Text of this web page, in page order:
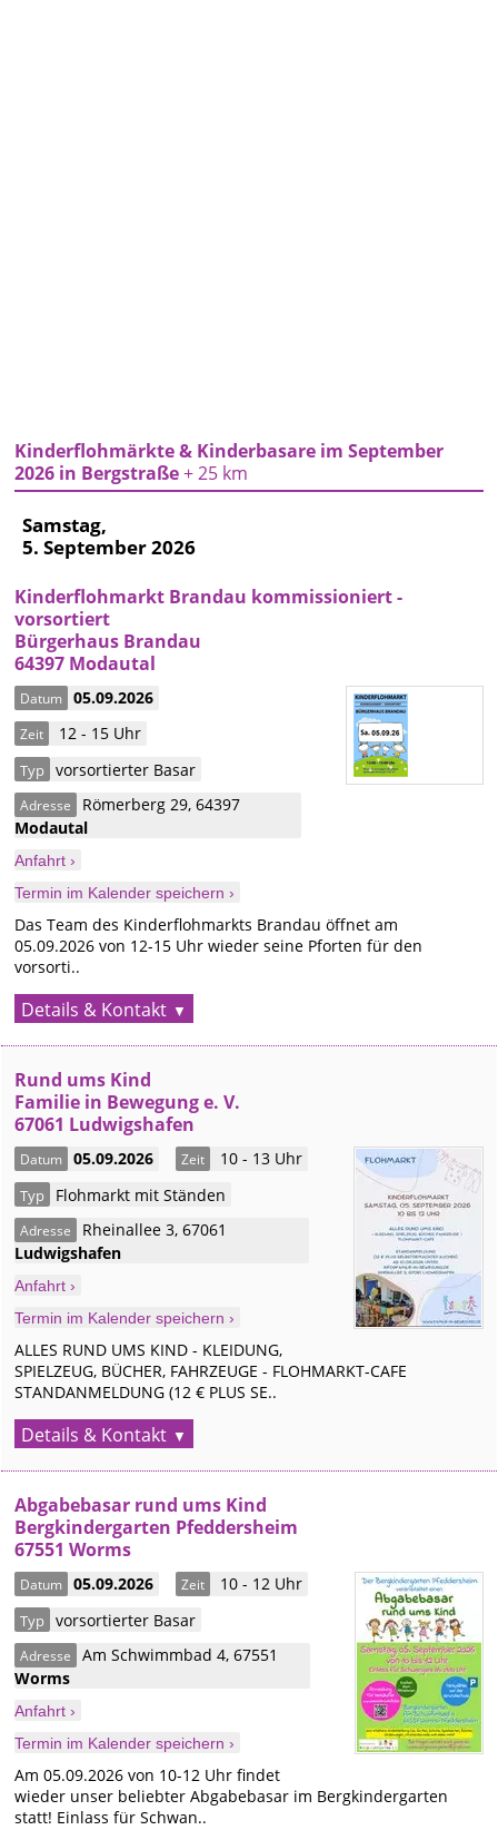
Kinderflohmärkte & Kinderbasare im September
2026 in Bergstraße+ 25 km
Samstag,
5. September 2026
Kinderflohmarkt Brandau kommissioniert -
vorsortiert
Bürgerhaus Brandau
64397 Modautal
Datum 05.09.2026
Zeit 12 - 15 Uhr
Typ vorsortierter Basar
Adresse Römerberg 29,64397
Modautal
Anfahrt ›
Termin im Kalender speichern ›
Das Team des Kinderflohmarkts Brandau öffnet am
05.09.2026 von 12-15 Uhr wieder seine Pforten für den
vorsorti..
Details & Kontakt
Rund ums Kind
Familie in Bewegung e. V.
67061 Ludwigshafen
Datum 05.09.2026 Zeit 10 - 13 Uhr
Typ Flohmarkt mit Ständen
Adresse Rheinallee 3,67061
Ludwigshafen
Anfahrt ›
Termin im Kalender speichern ›
ALLES RUND UMS KIND - KLEIDUNG,
SPIELZEUG, BÜCHER, FAHRZEUGE - FLOHMARKT-CAFE
STANDANMELDUNG (12 € PLUS SE..
Details & Kontakt
Abgabebasar rund ums Kind
Bergkindergarten Pfeddersheim
67551 Worms
Datum 05.09.2026 Zeit 10 - 12 Uhr
Typ vorsortierter Basar
Adresse Am Schwimmbad 4,67551
Worms
Anfahrt ›
Termin im Kalender speichern ›
Am 05.09.2026 von 10-12 Uhr findet
wieder unser beliebter Abgabebasar im Bergkindergarten
statt! Einlass für Schwan..